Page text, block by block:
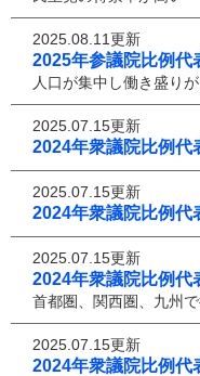
2025.08.11更新
2025年参議院比例代
人口が集中し働き盛り
2025.07.15更新
2024年衆議院比例代
2025.07.15更新
2024年衆議院比例代
2025.07.15更新
2024年衆議院比例代
首都圏、関西圏、九州
2025.07.15更新
2024年衆議院比例代